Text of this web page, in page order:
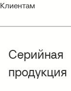
Клиентам
Серийная
продукция